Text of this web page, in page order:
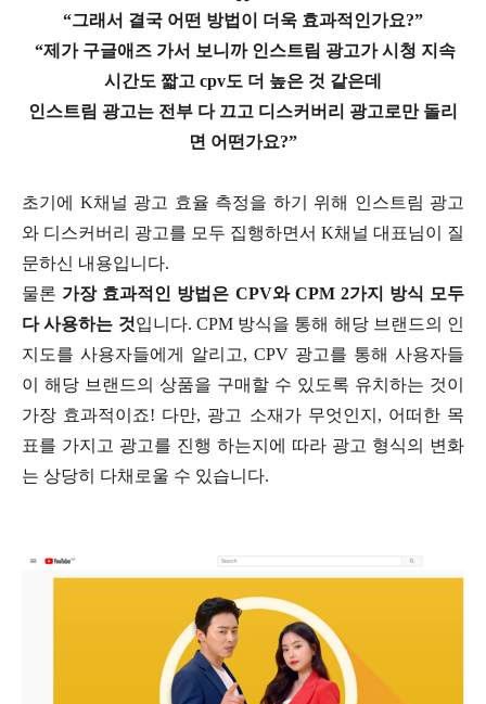
“그래서 결국 어떤 방법이 더욱 효과적인가요?”
“제가 구글애즈 가서 보니까 인스트림 광고가 시청 지속
시간도 짧고 cpv도 더 높은 것 같은데
인스트림 광고는 전부 다 끄고 디스커버리 광고로만 돌리
면 어떤가요?”
초기에 K채널 광고 효율 측정을 하기 위해 인스트림 광고
와 디스커버리 광고를 모두 집행하면서 K채널 대표님이 질
문하신 내용입니다.
물론 가장 효과적인 방법은 CPV와 CPM 2가지 방식 모두
다 사용하는 것입니다. CPM 방식을 통해 해당 브랜드의 인
지도를 사용자들에게 알리고, CPV 광고를 통해 사용자들
이 해당 브랜드의 상품을 구매할 수 있도록 유치하는 것이
가장 효과적이죠! 다만, 광고 소재가 무엇인지, 어떠한 목
표를 가지고 광고를 진행 하는지에 따라 광고 형식의 변화
는 상당히 다채로울 수 있습니다.